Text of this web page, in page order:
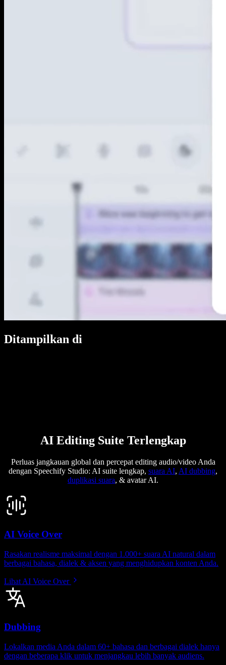
Ditampilkan di
AI Editing Suite Terlengkap
Perluas jangkauan global dan percepat editing audio/video Anda
dengan Speechify Studio: AI suite lengkap, suara AI, AI dubbing,
duplikasi suara, & avatar AI.
AI Voice Over
Rasakan realisme maksimal dengan 1.000+ suara AI natural dalam
berbagai bahasa, dialek & aksen yang menghidupkan konten Anda.
Lihat AI Voice Over
Dubbing
Lokalkan media Anda dalam 60+ bahasa dan berbagai dialek hanya
dengan beberapa klik untuk menjangkau lebih banyak audiens.